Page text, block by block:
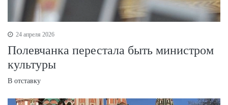
24 апреля 2026
Полевчанка перестала быть министром
культуры
В отставку